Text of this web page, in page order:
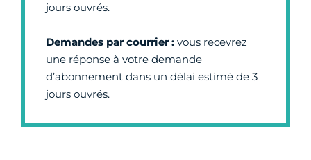
jours ouvrés.
Demandes par courrier : vous recevrez
une réponse à votre demande
d’abonnement dans un délai estimé de 3
jours ouvrés.